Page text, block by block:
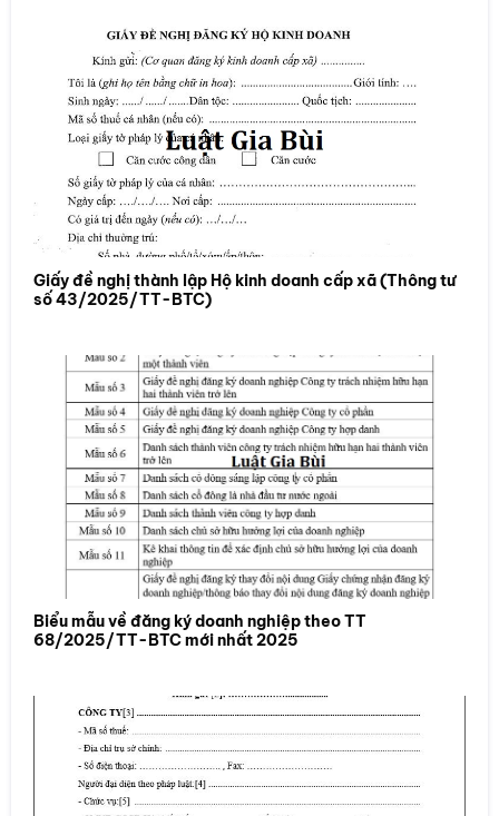
Giấy đề nghị thành lập Hộ kinh doanh cấp xã (Thông tư
số 43/2025/TT-BTC)
Biểu mẫu về đăng ký doanh nghiệp theo TT
68/2025/TT-BTC mới nhất 2025